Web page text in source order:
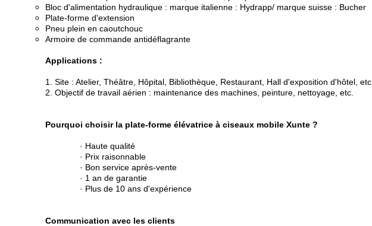
Bloc d'alimentation hydraulique : marque italienne : Hydrapp/ marque suisse : Bucher
Plate-forme d'extension
Pneu plein en caoutchouc
Armoire de commande antidéflagrante
Applications :
1. Site : Atelier, Théâtre, Hôpital, Bibliothèque, Restaurant, Hall d'exposition d'hôtel, etc.
2. Objectif de travail aérien : maintenance des machines, peinture, nettoyage, etc.
Pourquoi choisir la plate-forme élévatrice à ciseaux mobile Xunte ?
· Haute qualité
· Prix raisonnable
· Bon service après-vente
· 1 an de garantie
· Plus de 10 ans d'expérience
Communication avec les clients